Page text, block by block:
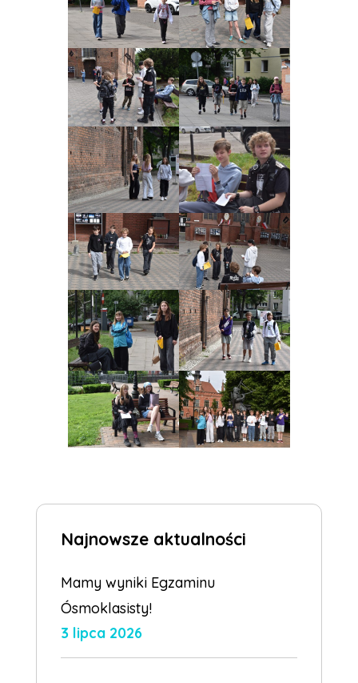
Najnowsze aktualności
Mamy wyniki Egzaminu
Ósmoklasisty!
3 lipca 2026